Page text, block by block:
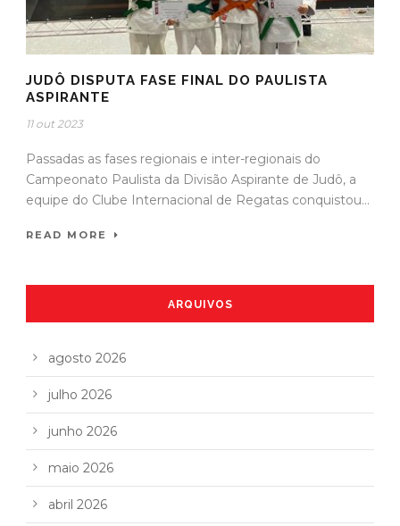
JUDÔ DISPUTA FASE FINAL DO PAULISTA
ASPIRANTE
11 out 2023
Passadas as fases regionais e inter-regionais do
Campeonato Paulista da Divisão Aspirante de Judô, a
equipe do Clube Internacional de Regatas conquistou...
READ MORE
ARQUIVOS
agosto 2026
julho 2026
junho 2026
maio 2026
abril 2026